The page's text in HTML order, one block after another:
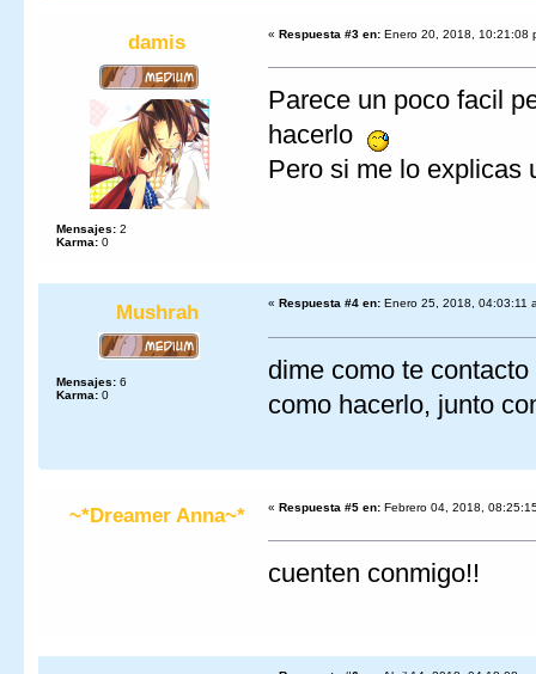
damis
Mensajes: 2
Karma: 0
« Respuesta #3 en: Enero 20, 2018, 10:21:08
Parece un poco facil
hacerlo
Pero si me lo
Mushrah
Mensajes: 6
Karma: 0
« Respuesta #4 en: Enero 25, 2018, 04:03:11
dime como te
como hacerlo, junto
~*Dreamer Anna~* « Respuesta #5 en: Febrero 04, 2018,
cuenten conmigo!!